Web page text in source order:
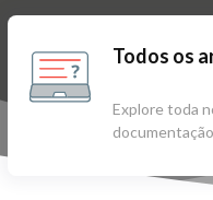
Todos os
Explore toda
documentação